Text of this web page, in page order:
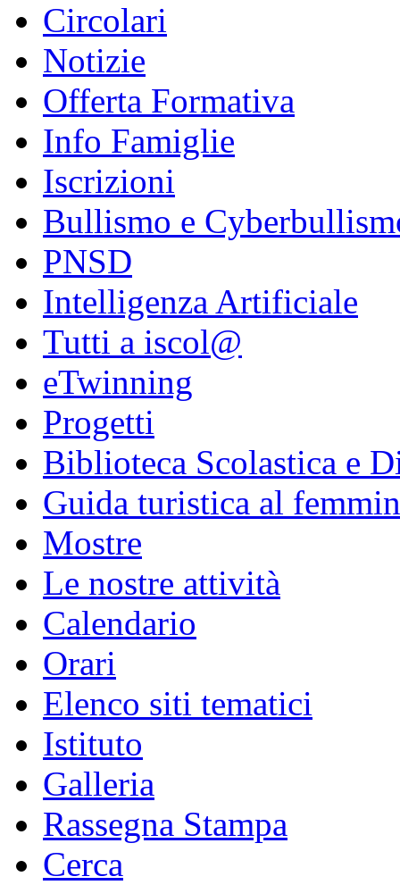
Circolari
Notizie
Offerta Formativa
Info Famiglie
Iscrizioni
Bullismo e
PNSD
Intelligenza Artificiale
Tutti a iscol@
eTwinning
Progetti
Biblioteca Scolastica e
Guida turistica al
Mostre
Le nostre attività
Calendario
Orari
Elenco siti tematici
Istituto
Galleria
Rassegna Stampa
Cerca